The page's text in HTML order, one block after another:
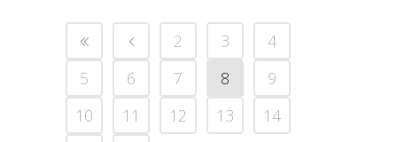
2 3
4
5
6 7 8
9
10
11 12 13 14